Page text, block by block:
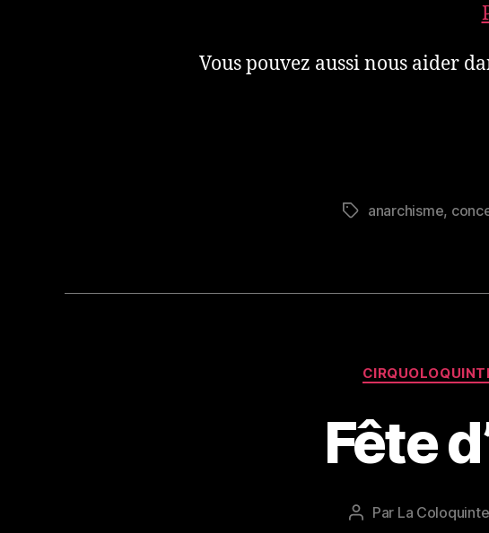
Vous pouvez aussi nous aider
Étiquettes
anarchisme,
Fête
Auteur
Par La Coloquinte